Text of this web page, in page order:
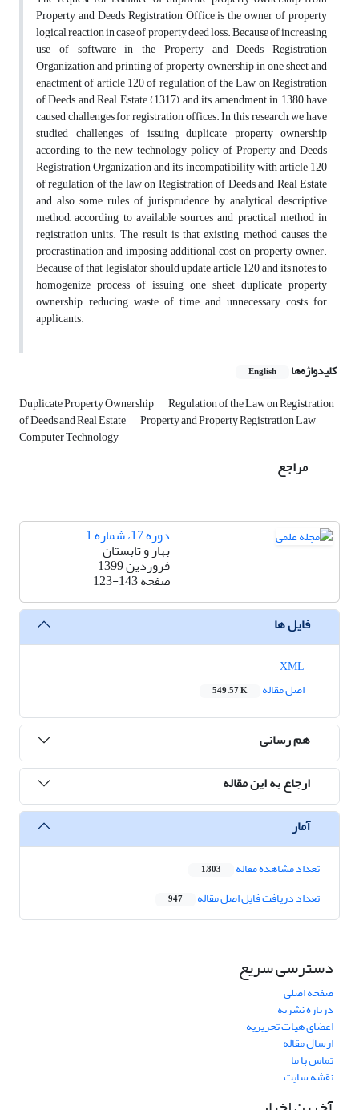
Property and Deeds Registration Office is the owner of property
logical reaction in case of property deed loss. Because of increasing
use of software in the Property and Deeds Registration
Organization and printing of property ownership in one sheet and
enactment of article 120 of regulation of the Law on Registration
of Deeds and Real Estate (1317) and its amendment in 1380 have
caused challenges for registration offices. In this research, we have
studied challenges of issuing duplicate property ownership
according to the new technology policy of Property and Deeds
Registration Organization and its incompatibility with article 120
of regulation of the law on Registration of Deeds and Real Estate
and also some rules of jurisprudence by analytical descriptive
method, according to available sources and practical method in
registration units. The result is that existing method causes the
procrastination and imposing additional cost on property owner.
Because of that, legislator should update article 120 and its notes to
homogenize process of issuing one sheet duplicate property
ownership, reducing waste of time and unnecessary costs for
applicants.
کلیدواژه‌ها English
Duplicate Property Ownership Regulation of the Law on Registration
of Deeds and Real Estate Property and Property Registration Law
Computer Technology
مراجع
دوره 17، شماره 1
بهار و تابستان
فروردین 1399
صفحه123-143
فایل ها
اصل مقاله
549.57 K
هم رسانی
ارجاع به این مقاله
آمار
تعداد مشاهده مقاله 1,803
تعداد دریافت فایل اصل مقاله 947
دسترسی سریع
صفحه اصلی
درباره نشریه
اعضای هیات تحریریه
ارسال مقاله
تماس با ما
نقشه سایت